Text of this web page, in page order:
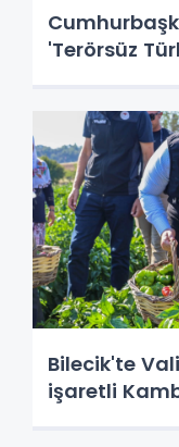
'Terörsüz
Bilecik'te
işaretli